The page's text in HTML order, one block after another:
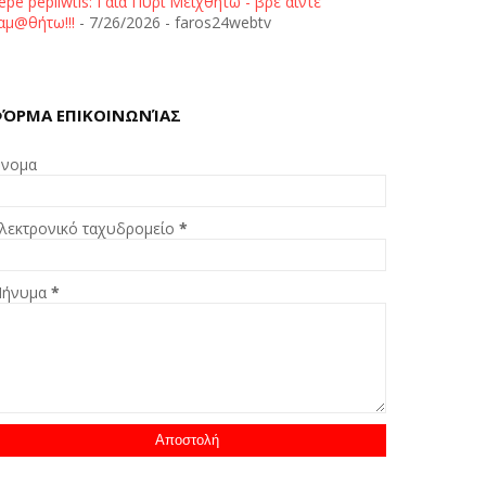
- 7/26/2026 - faros24webtv
ΕΠΙΚΟΙΝΩΝΊΑΣ
ταχυδρομείο*
*